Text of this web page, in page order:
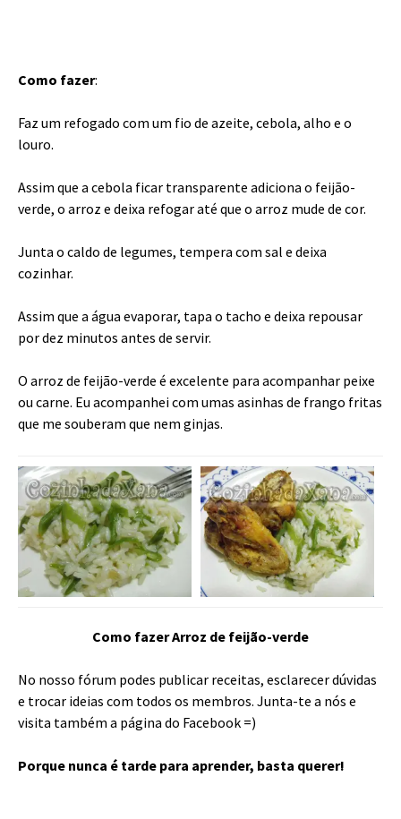
Como fazer:
Faz um refogado com um fio de azeite, cebola, alho e o
louro.
Assim que a cebola ficar transparente adiciona o feijão-
verde, o arroz e deixa refogar até que o arroz mude de cor.
Junta o caldo de legumes, tempera com sal e deixa
cozinhar.
Assim que a água evaporar, tapa o tacho e deixa repousar
por dez minutos antes de servir.
O arroz de feijão-verde é excelente para acompanhar peixe
ou carne. Eu acompanhei com umas asinhas de frango fritas
que me souberam que nem ginjas.
Como fazer Arroz de feijão-verde
No nosso fórum podes publicar receitas, esclarecer dúvidas
e trocar ideias com todos os membros. Junta-te a nós e
visita também a página do Facebook =)
Porque nunca é tarde para aprender, basta querer!